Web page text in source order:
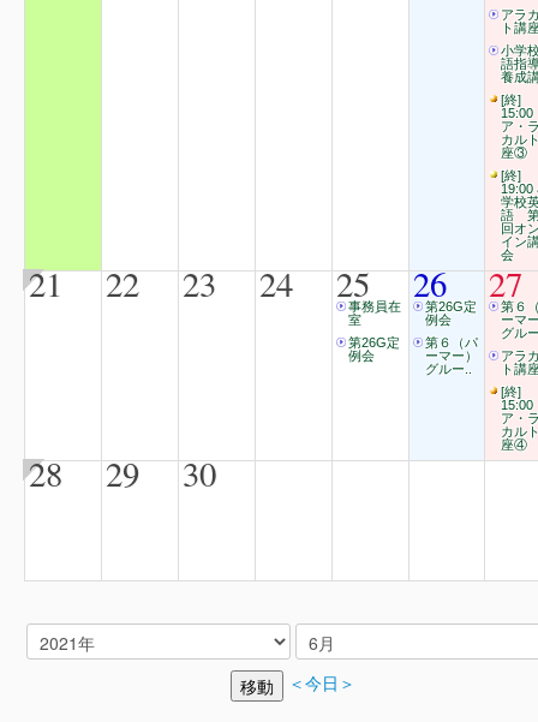
アラ
ト講
小学
語指
養成
[終]
15:00
ア・
カル
座③
[終]
19:00
学校
語
回オ
イン
会
21 22 23 24 25
事務員在
室
第26G定
例会
26
第26G定
例会
第６（パ
ーマー）
グルー..
27
第６
ーマ
グル
アラ
ト講
[終]
15:00
ア・
カル
座④
28 29 30
＜今日＞